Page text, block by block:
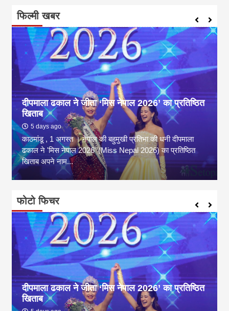
फिल्मी खबर
दीपमाला ढकाल ने जीता ‘मिस नेपाल 2026’ का प्रतिष्ठित
खिताब
5 days ago
काठमांडू , 1 अगस्त । नेपाल की बहुमुखी प्रतिभा की धनी दीपमाला
ढकाल ने 'मिस नेपाल 2026' (Miss Nepal 2026) का प्रतिष्ठित
खिताब अपने नाम...
फोटो फिचर
दीपमाला ढकाल ने जीता ‘मिस नेपाल 2026’ का प्रतिष्ठित
खिताब